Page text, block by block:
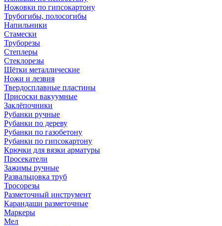
Ножовки по гипсокартону
Трубогибы, полосогибы
Напильники
Стамески
Труборезы
Степлеры
Стеклорезы
Щётки металлические
Ножи и лезвия
Твердосплавные пластины
Присоски вакуумные
Заклёпочники
Рубанки ручные
Рубанки по дереву
Рубанки по газобетону
Рубанки по гипсокартону
Крючки для вязки арматуры
Просекатели
Зажимы ручные
Развальцовка труб
Тросорезы
Разметочный инструмент
Карандаши разметочные
Маркеры
Мел